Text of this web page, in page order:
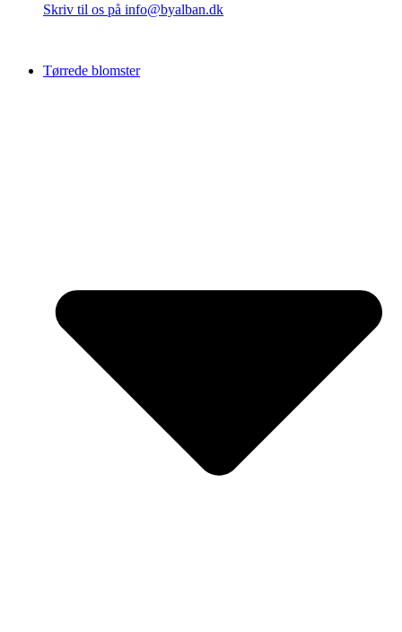
Skriv til os på info@byalban.dk
Tørrede blomster